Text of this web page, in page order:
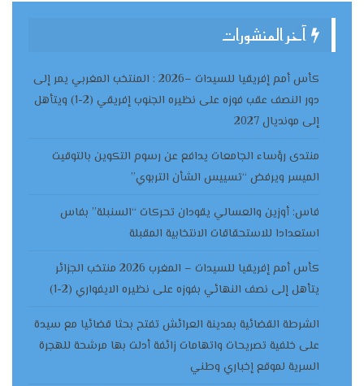
آخر المنشورات
كأس أمم إفريقيا للسيدات –2026 : المنتخب المغربي يمر إلى
دور النصف عقب فوزه على نظيره الجنوب إفريقي (2-1) ويتأهل
إلى مونديال 2027
منتدى رؤساء الجامعات يدافع عن رسوم التكوين بالتوقيت
الميسر ويرفض “تسييس الشأن التربوي”
فاس: أوزين والعسالي يقودان تحركات “السنبلة” بفاس
استعدادا للاستحقاقات الانتخابية المقبلة
كأس أمم إفريقيا للسيدات – المغرب 2026 منتخب الجزائر
يتأهل إلى نصف النهائي بفوزه على نظيره الايفواري (2-1)
الشرطة القضائية بمدينة العرائش تفتح بحثا قضائيا مع سيدة
على خلفية تصريحات واتهامات زائفة أدلت بها مرشحة للهجرة
السرية لموقع إخباري وطني